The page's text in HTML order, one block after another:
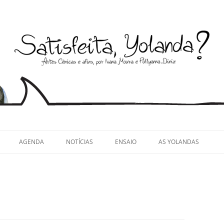
AGENDA NOTÍCIAS ENSAIO AS YOLANDAS